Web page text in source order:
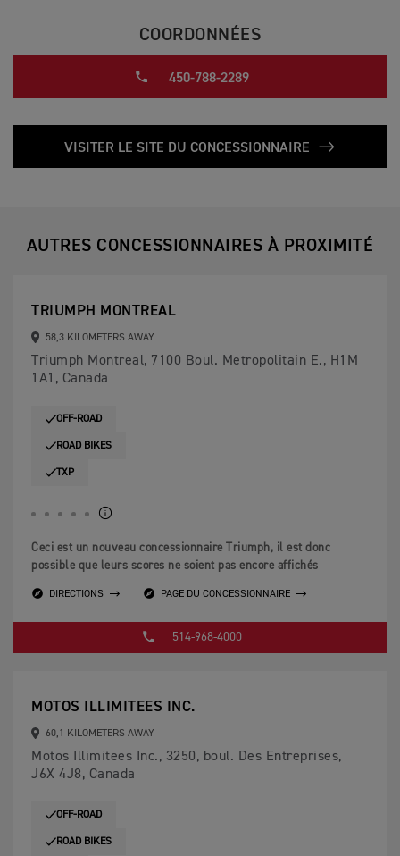
COORDONNÉES
450-788-2289
VISITER LE SITE DU CONCESSIONNAIRE
AUTRES CONCESSIONNAIRES À PROXIMITÉ
TRIUMPH MONTREAL
58,3 KILOMETERS AWAY
Triumph Montreal, 7100 Boul. Metropolitain E., H1M
1A1, Canada
OFF-ROAD
ROAD BIKES
TXP
Ceci est un nouveau concessionnaire Triumph, il est donc
possible que leurs scores ne soient pas encore affichés
DIRECTIONS PAGE DU CONCESSIONNAIRE
514-968-4000
MOTOS ILLIMITEES INC.
60,1 KILOMETERS AWAY
Motos Illimitees Inc., 3250, boul. Des Entreprises,
J6X 4J8, Canada
OFF-ROAD
ROAD BIKES